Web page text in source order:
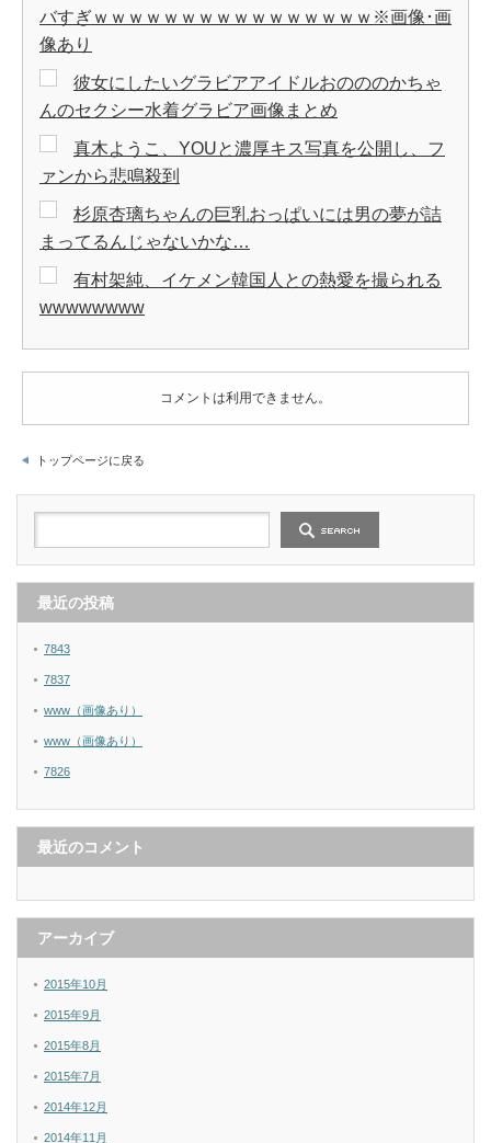
バすぎｗｗｗｗｗｗｗｗｗｗｗｗｗｗｗｗ※画像･画
像あり
彼女にしたいグラビアアイドルおのののかちゃ
んのセクシー水着グラビア画像まとめ
真木ようこ、YOUと濃厚キス写真を公開し、フ
ァンから悲鳴殺到
杉原杏璃ちゃんの巨乳おっぱいには男の夢が詰
まってるんじゃないかな…
有村架純、イケメン韓国人との熱愛を撮られる
wwwwwwww
コメントは利用できません。
トップページに戻る
最近の投稿
7843
7837
www（画像あり）
www（画像あり）
7826
最近のコメント
アーカイブ
2015年10月
2015年9月
2015年8月
2015年7月
2014年12月
2014年11月